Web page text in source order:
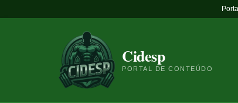
Cidesp
PORTAL DE CONTEÚDO